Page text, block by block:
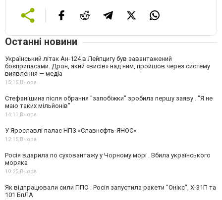
Останні новини
Український літак Ан-124 в Лейпцигу був завантажений
боєприпасами. Дрон, який «висів» над ним, пройшов через систему
виявлення — медіа
15:15,Вчора
Стефанішина після обрання "запобіжки" зробила першу заяву . "Я не
маю таких мільйонів"
14:11,Вчора
У Ярославлі палає НПЗ «Славнєфть-ЯНОС»
12:15,Вчора
Росія вдарила по суховантажу у Чорному морі . Вбила українського
моряка
10:25,Вчора
Як відпрацювали сили ППО . Росія запустила ракети "Онікс", Х-31П та
101 БпЛА